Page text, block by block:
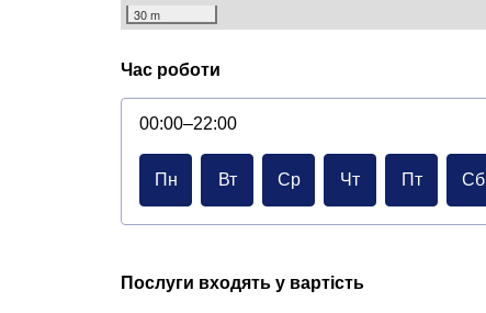
30 m
Час роботи
00:00–22:00
Пн Вт Ср Чт Пт Сб
Послуги входять у вартість